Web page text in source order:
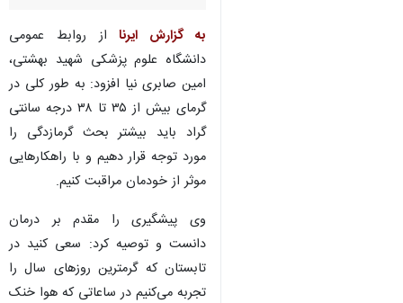
به گزارش ایرنااز روابط عمومی
دانشگاه علوم پزشکی شهید بهشتی،
امین صابری نیا افزود: به طور کلی در
گرمای بیش از ۳۵ تا ۳۸ درجه سانتی
گراد باید بیشتر بحث گرمازدگی را
مورد توجه قرار دهیم و با راهکارهایی
موثر از خودمان مراقبت کنیم.
وی پیشگیری را مقدم بر درمان
دانست و توصیه کرد: سعی کنید در
تابستان که گرمترین روزهای سال را
تجربه می‌کنیم در ساعاتی که هوا خنک